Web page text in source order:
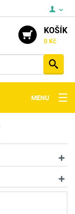
KOŠÍK
0 Kč
MENU